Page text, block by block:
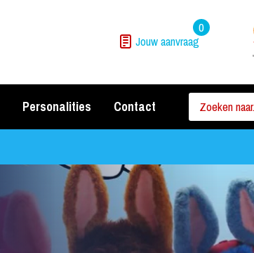
Jouw aanvraag
0
Personalities Contact